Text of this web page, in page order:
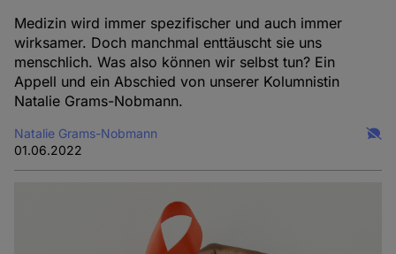
Medizin wird immer spezifischer und auch immer
wirksamer. Doch manchmal enttäuscht sie uns
menschlich. Was also können wir selbst tun? Ein
Appell und ein Abschied von unserer Kolumnistin
Natalie Grams-Nobmann.
Natalie Grams-Nobmann
01.06.2022